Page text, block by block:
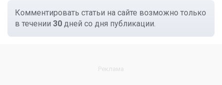
Комментировать статьи на сайте возможно только
в течении 30 дней со дня публикации.